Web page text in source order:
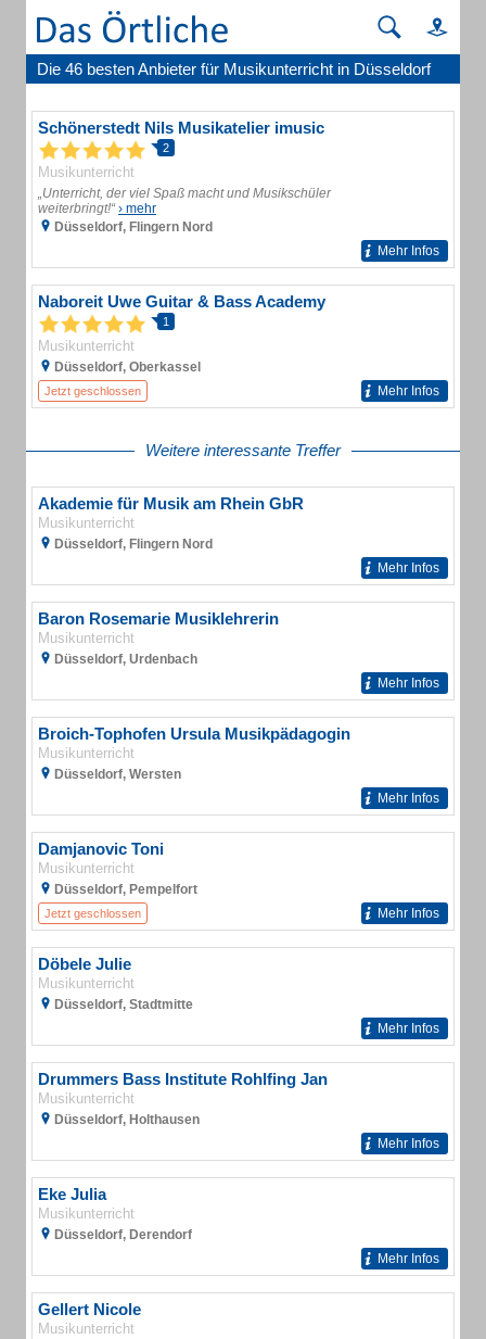
Die 46 besten Anbieter für Musikunterricht in Düsseldorf
Schönerstedt Nils Musikatelier imusic
2
Musikunterricht
„Unterricht, der viel Spaß macht und Musikschüler
weiterbringt!“› mehr
Düsseldorf, Flingern Nord
Mehr Infos
Naboreit Uwe Guitar & Bass Academy
1
Musikunterricht
Düsseldorf, Oberkassel
Jetzt geschlossen Mehr Infos
Weitere interessante Treffer
Akademie für Musik am Rhein GbR
Musikunterricht
Düsseldorf, Flingern Nord
Mehr Infos
Baron Rosemarie Musiklehrerin
Musikunterricht
Düsseldorf, Urdenbach
Mehr Infos
Broich-Tophofen Ursula Musikpädagogin
Musikunterricht
Düsseldorf, Wersten
Mehr Infos
Damjanovic Toni
Musikunterricht
Düsseldorf, Pempelfort
Jetzt geschlossen Mehr Infos
Döbele Julie
Musikunterricht
Düsseldorf, Stadtmitte
Mehr Infos
Drummers Bass Institute Rohlfing Jan
Musikunterricht
Düsseldorf, Holthausen
Mehr Infos
Eke Julia
Musikunterricht
Düsseldorf, Derendorf
Mehr Infos
Gellert Nicole
Musikunterricht